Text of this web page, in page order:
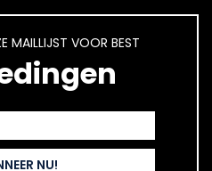
MAILLIJST VOOR BEST